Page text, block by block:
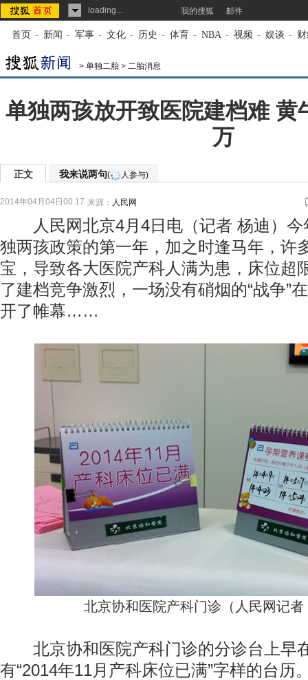
loading... 我的搜狐 邮件
首页 - 新闻 - 军事 - 文化 - 历史 - 体育 - NBA - 视频 - 娱谈 -
> 单独二胎 > 二胎消息
单独两孩放开致医院建档难 黄
万
正文 我来说两句( 人参与)
2014年04月04日00:17 来源： 人民网
人民网北京4月4日电（记者 杨迪）今
独两孩政策的第一年，加之时逢马年，许
宝，导致各大医院产科人满为患，床位超
了建档竞争激烈，一场没有硝烟的“战争”
开了帷幕……
北京协和医院产科门诊（人民网记者
北京协和医院产科门诊的分诊台上早
有“2014年11月产科床位已满”字样的台历